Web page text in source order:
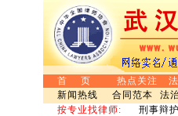
首 页 热点关注
新闻热线
合同范本 法
按专业找律师: 刑事辩